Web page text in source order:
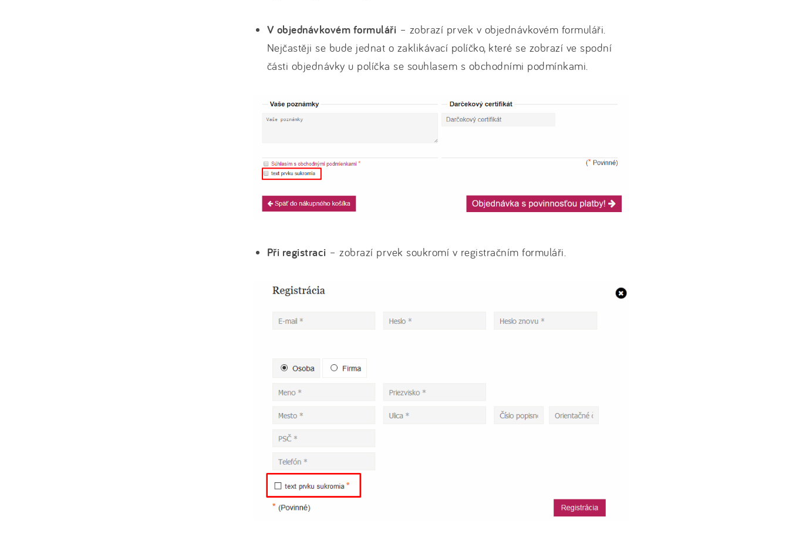
V objednávkovém formuláři – zobrazí prvek v objednávkovém formuláři.
Nejčastěji se bude jednat o zaklikávací políčko, které se zobrazí ve spodní
části objednávky u políčka se souhlasem s obchodními podmínkami.
Při registraci – zobrazí prvek soukromí v registračním formuláři.